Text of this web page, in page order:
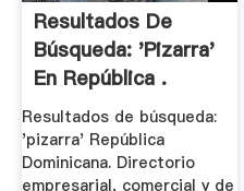
Resultados De
Búsqueda: 'pizarra'
En República .
Resultados de búsqueda:
'pizarra' República
Dominicana. Directorio
empresarial, comercial y de